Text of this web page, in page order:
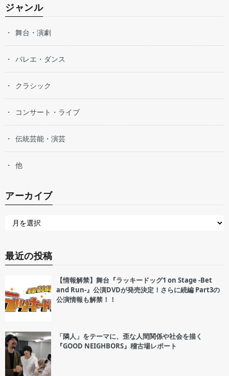
ジャンル
舞台・演劇
バレエ・ダンス
クラシック
コンサート・ライブ
伝統芸能・演芸
他
アーカイブ
最近の投稿
【情報解禁】舞台『ラッキードッグ1 on Stage -Bet
and Run-』公演DVDが発売決定！さらに続編 Part3の
公演情報も解禁！！
「隣人」をテーマに、歪な人間関係や社会を描く
『GOOD NEIGHBORS』稽古場レポート